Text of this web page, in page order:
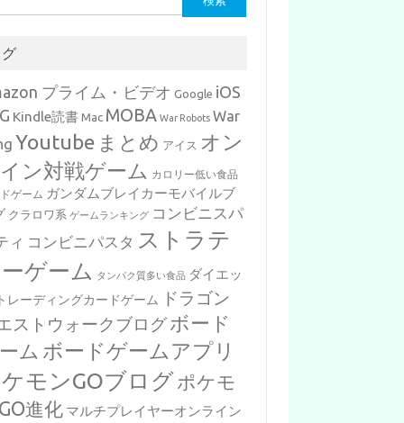
グ
プライム・ビデオ Google iOS
Kindle読書 Mac MOBA War Robots War
Youtube まとめ アイス オン
ン対戦ゲーム カロリー低い食品
ゲーム ガンダムブレイカーモバイルブ
クラロワ系 ゲームランキング コンビニスパ
ィ コンビニパスタ ストラテ
ゲーム
タンパク質多い食品 ダイエッ
トレーディングカードゲーム
ドラゴン
ストウォークブログボード
ム ボードゲームアプリ
モンGOブログポケモ
進化 マルチプレイヤーオンライン